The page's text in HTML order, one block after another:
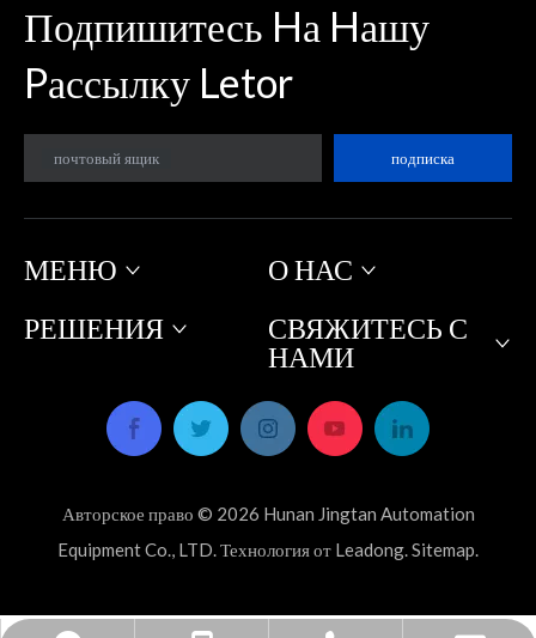
Подпишитесь Hа Hашу
Pассылку Letor
почтовый ящик подписка
МЕНЮ
О НАС
РЕШЕНИЯ
СВЯЖИТЕСЬ С
НАМИ
Авторское право © 2026 Hunan Jingtan Automation
Equipment Co., LTD. Технология от Leadong.Sitemap.